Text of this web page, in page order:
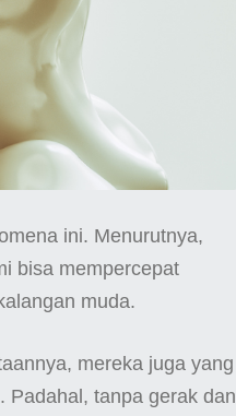
ini. Menurutnya,
bisa mempercepat
muda.
mereka juga yang
tanpa gerak dan